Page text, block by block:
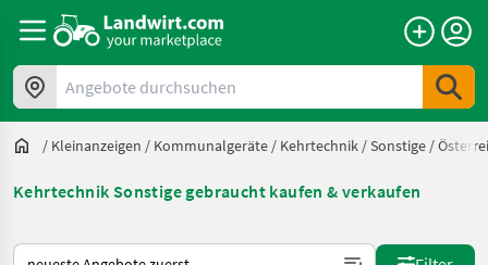
Angebote durchsuchen
/ Kleinanzeigen / Kommunalgeräte / Kehrtechnik /Sonstige /
Kehrtechnik Sonstige gebraucht kaufen & verkaufen
So wird auf Landwirt.com sortiert